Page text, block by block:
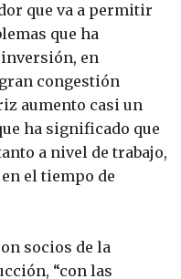
que va a permitir
que ha
en
congestión
aumento casi un
ha significado que
a nivel de trabajo,
el tiempo de
socios de la
“con las